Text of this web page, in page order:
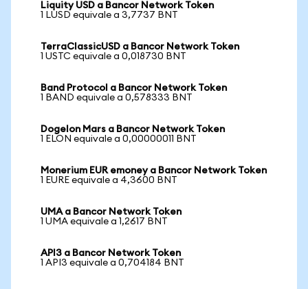
Liquity USD a Bancor Network Token
1 LUSD equivale a 3,7737 BNT
TerraClassicUSD a Bancor Network Token
1 USTC equivale a 0,018730 BNT
Band Protocol a Bancor Network Token
1 BAND equivale a 0,578333 BNT
Dogelon Mars a Bancor Network Token
1 ELON equivale a 0,00000011 BNT
Monerium EUR emoney a Bancor Network Token
1 EURE equivale a 4,3600 BNT
UMA a Bancor Network Token
1 UMA equivale a 1,2617 BNT
API3 a Bancor Network Token
1 API3 equivale a 0,704184 BNT